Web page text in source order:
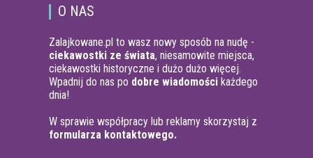
O NAS
Zalajkowane.pl to wasz nowy sposób na nudę -
ciekawostki ze świata, niesamowite miejsca,
ciekawostki historyczne i dużo dużo więcej.
Wpadnij do nas po dobre wiadomości każdego
dnia!
W sprawie współpracy lub reklamy skorzystaj z
formularza kontaktowego.